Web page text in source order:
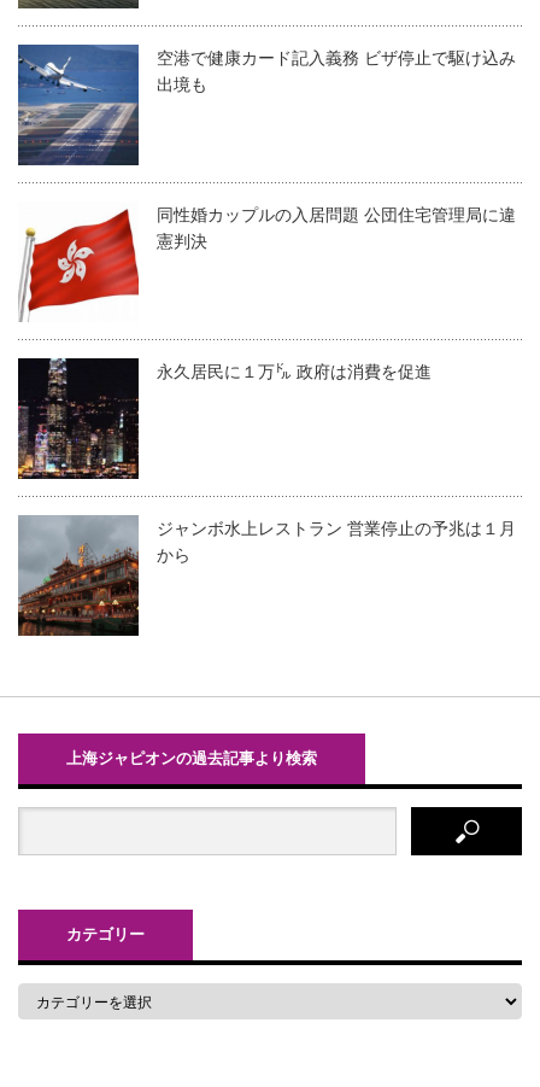
空港で健康カード記入義務 ビザ停止で駆け込み
出境も
同性婚カップルの入居問題 公団住宅管理局に違
憲判決
永久居民に１万㌦ 政府は消費を促進
ジャンボ水上レストラン 営業停止の予兆は１月
から
上海ジャピオンの過去記事より検索
カテゴリー